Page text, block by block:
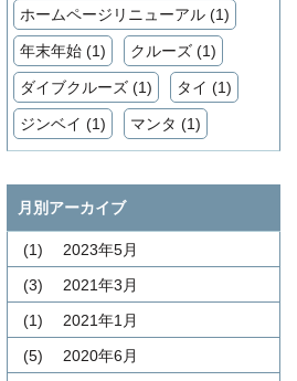
ホームページリニューアル (1)
年末年始 (1) クルーズ (1)
ダイブクルーズ (1) タイ (1)
ジンベイ (1) マンタ (1)
月別アーカイブ
2023年5月
(1)
2021年3月
(3)
2021年1月
(1)
2020年6月
(5)